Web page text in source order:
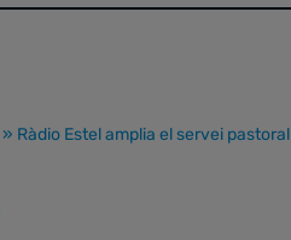
» Ràdio Estel amplia el servei pastoral